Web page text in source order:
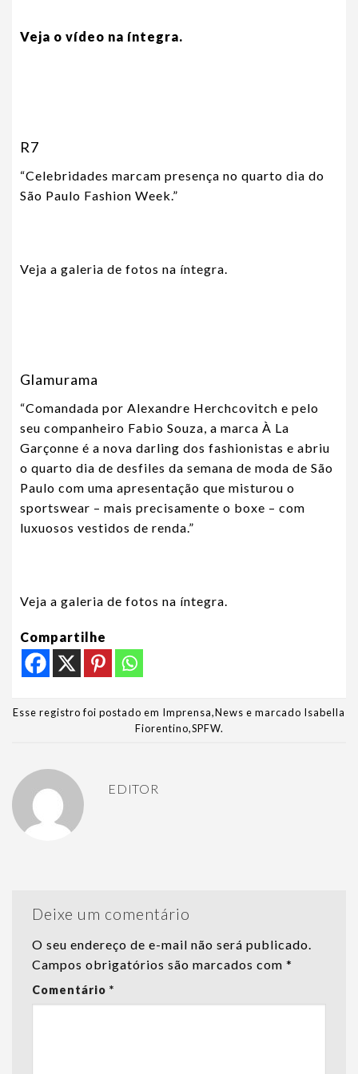
Veja o vídeo na íntegra.
R7
“Celebridades marcam presença no quarto dia do
São Paulo Fashion Week.”
Veja a galeria de fotos na íntegra.
Glamurama
“Comandada por Alexandre Herchcovitch e pelo
seu companheiro Fabio Souza, a marca À La
Garçonne é a nova darling dos fashionistas e abriu
o quarto dia de desfiles da semana de moda de São
Paulo com uma apresentação que misturou o
sportswear – mais precisamente o boxe – com
luxuosos vestidos de renda.”
Veja a galeria de fotos na íntegra.
Compartilhe
Esse registro foi postado em Imprensa,News e marcado Isabella
Fiorentino,SPFW.
EDITOR
Deixe um comentário
O seu endereço de e-mail não será publicado.
Campos obrigatórios são marcados com *
Comentário *